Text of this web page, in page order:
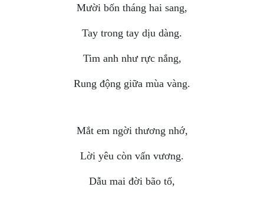
Mười bốn tháng hai sang,
Tay trong tay dịu dàng.
Tim anh như rực nắng,
Rung động giữa mùa vàng.
Mắt em ngời thương nhớ,
Lời yêu còn vấn vương.
Dẫu mai đời bão tố,